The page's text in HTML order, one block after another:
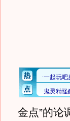
金点”的论